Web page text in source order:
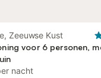
Zeeuwse Kust
voor 6 personen,
nacht